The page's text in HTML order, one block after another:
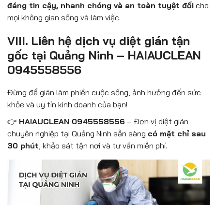
đáng tin cậy, nhanh chóng và an toàn tuyệt đối cho
mọi không gian sống và làm việc.
VIII. Liên hệ dịch vụ diệt gián tận
gốc tại Quảng Ninh – HAIAUCLEAN
0945558556
Đừng để gián làm phiền cuộc sống, ảnh hưởng đến sức
khỏe và uy tín kinh doanh của bạn!
👉 HAIAUCLEAN 0945558556 – Đơn vị diệt gián
chuyên nghiệp tại Quảng Ninh sẵn sàng có mặt chỉ sau
30 phút, khảo sát tận nơi và tư vấn miễn phí.